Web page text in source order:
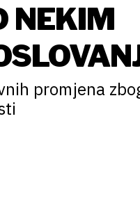
NEKIM
promjena